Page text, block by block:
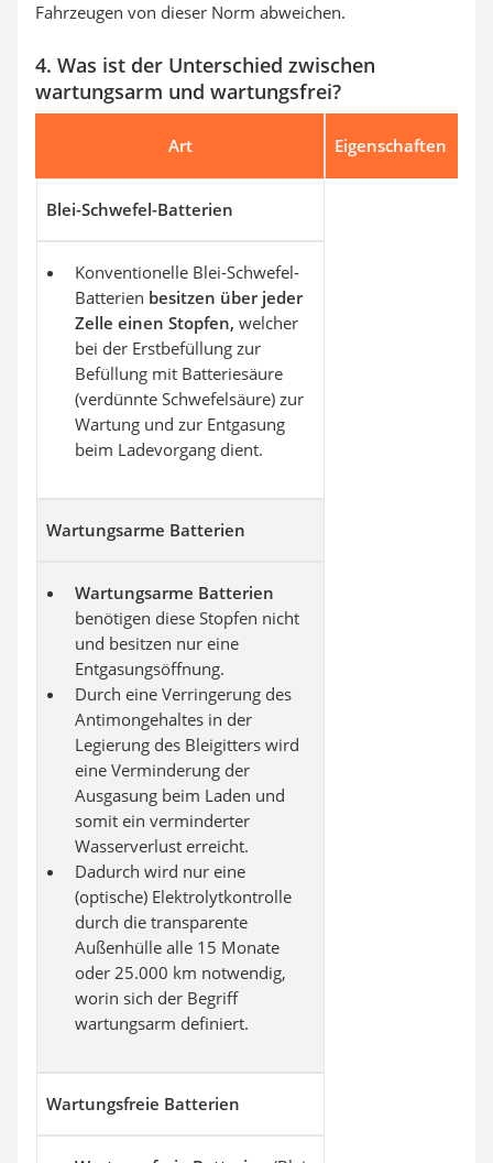
Fahrzeugen von dieser Norm abweichen.
4. Was ist der Unterschied zwischen
wartungsarm und wartungsfrei?
Art Eigenschaften
Blei-Schwefel-Batterien
Konventionelle Blei-Schwefel-
Batterien besitzen über jeder
Zelle einen Stopfen, welcher
bei der Erstbefüllung zur
Befüllung mit Batteriesäure
(verdünnte Schwefelsäure) zur
Wartung und zur Entgasung
beim Ladevorgang dient.
Wartungsarme Batterien
Wartungsarme Batterien
benötigen diese Stopfen nicht
und besitzen nur eine
Entgasungsöffnung.
Durch eine Verringerung des
Antimongehaltes in der
Legierung des Bleigitters wird
eine Verminderung der
Ausgasung beim Laden und
somit ein verminderter
Wasserverlust erreicht.
Dadurch wird nur eine
(optische) Elektrolytkontrolle
durch die transparente
Außenhülle alle 15 Monate
oder 25.000 km notwendig,
worin sich der Begriff
wartungsarm definiert.
Wartungsfreie Batterien